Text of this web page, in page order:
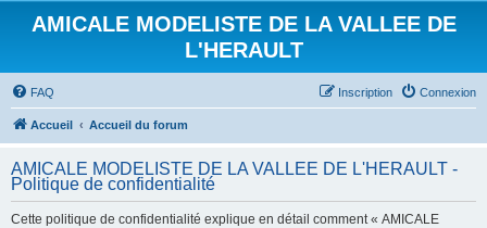
AMICALE MODELISTE DE LA VALLEE DE
L'HERAULT
FAQ Connexion
Inscription
Accueil Accueil du forum
AMICALE MODELISTE DE LA VALLEE DE L'HERAULT -
Politique de confidentialité
Cette politique de confidentialité explique en détail comment « AMICALE